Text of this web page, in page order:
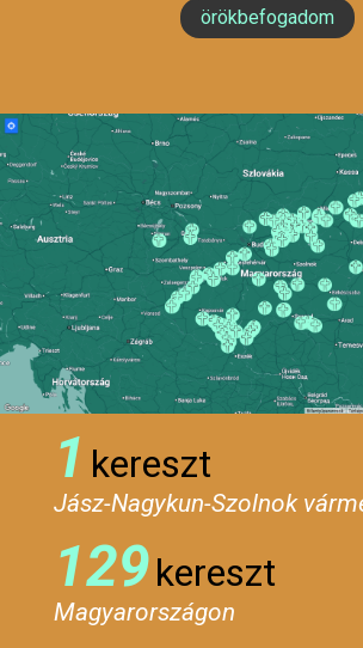
örökbefogadom
1 kereszt
Jász-Nagykun-Szolnok
129kereszt
Magyarországon